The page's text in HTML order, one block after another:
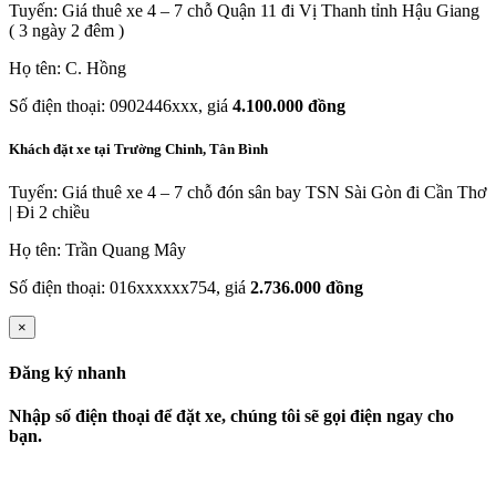
Tuyến: Giá thuê xe 4 – 7 chỗ Quận 11 đi Vị Thanh tỉnh Hậu Giang
( 3 ngày 2 đêm )
Họ tên: C. Hồng
Số điện thoại: 0902446xxx, giá 4.100.000 đồng
Khách đặt xe tại Trường Chinh, Tân Bình
Tuyến: Giá thuê xe 4 – 7 chỗ đón sân bay TSN Sài Gòn đi Cần Thơ
| Đi 2 chiều
Họ tên: Trần Quang Mây
Số điện thoại: 016xxxxxx754, giá 2.736.000 đồng
×
Đăng ký nhanh
Nhập số điện thoại để đặt xe, chúng tôi sẽ gọi điện ngay cho
bạn.